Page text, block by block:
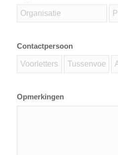
Contactpersoon
Opmerkingen